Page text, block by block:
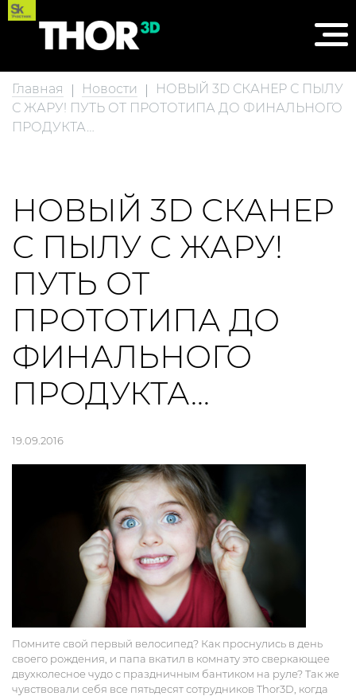
Главная Новости
НОВЫЙ 3D СКАНЕР С ПЫЛУ
С ЖАРУ! ПУТЬ ОТ ПРОТОТИПА ДО ФИНАЛЬНОГО
ПРОДУКТА…
НОВЫЙ 3D СКАНЕР
С ПЫЛУ С ЖАРУ!
ПУТЬ ОТ
ПРОТОТИПА ДО
ФИНАЛЬНОГО
ПРОДУКТА…
19.09.2016
Помните свой первый велосипед? Как проснулись в день
своего рождения, и папа вкатил в комнату это сверкающее
двухколесное чудо c праздничным бантиком на руле? Так же
чувствовали себя все пятьдесят сотрудников Thor3D, когда